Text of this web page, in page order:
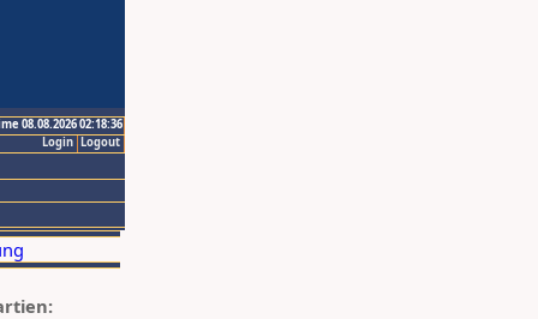
08.08.2026 02:18:36
Logout
Login